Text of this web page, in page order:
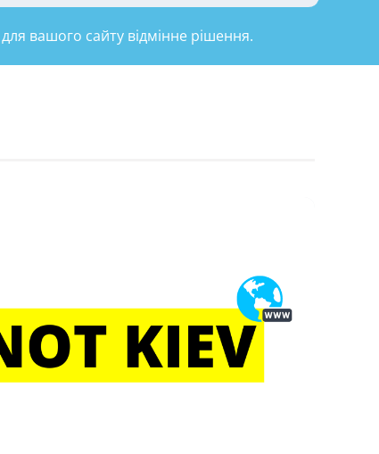
вашого сайту відмінне рішення.